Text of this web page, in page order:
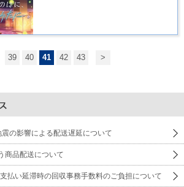
39 40 41 42 43 >
震の影響による配送遅延について
商品配送について
払い延滞時の回収事務手数料のご負担について